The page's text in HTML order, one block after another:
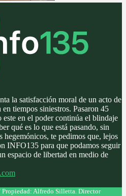
la satisfacción moral de un acto de
tiempos siniestros. Pasaron 45
en el poder continúa el blindaje
qué es lo que está pasando, sin
hegemónicos, te pedimos que, lejos
INFO135 para que podamos seguir
espacio de libertad en medio de
Alfredo Silletta. Director